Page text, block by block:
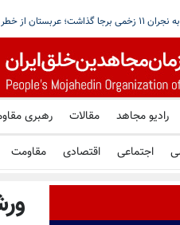
تکان‌دهنده از هماهنگی حوثی‌ها و
رادیو مجاهد مقالات رهبری
اجتماعی اقتصادی مقاومت